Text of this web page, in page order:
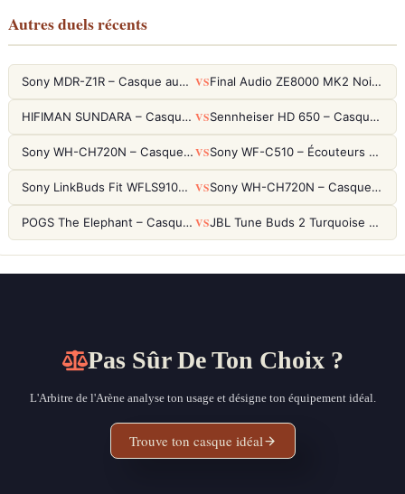
Autres duels récents
Sony MDR-Z1R – Casque audiophile fermé haute résolution VS Final Audio ZE8000 MK2 Noir – Écouteurs True Wireless audiophiles 8K Sound
HIFIMAN SUNDARA – Casque Planar Magnetic Ouvert Over-Ear Audiophile VS Sennheiser HD 650 – Casque audiophile ouvert pour l'écoute analytique
Sony WH-CH720N – Casque ANC 35h, Ultra-léger (192g) avec Processeur V1 VS Sony WF-C510 – Écouteurs True Wireless compacts, autonomie 22h et multipoint
Sony LinkBuds Fit WFLS910NW Blanc – Écouteurs Sport Ailes ANC VS Sony WH-CH720N – Casque ANC 35h, Ultra-léger (192g) avec Processeur V1
POGS The Elephant – Casque Filaire Enfants 85dB POGS-Safe™ (Éco-Responsable) VS JBL Tune Buds 2 Turquoise – Écouteurs True Wireless avec ANC et autonomie 48h
Pas Sûr De Ton Choix ?
L'Arbitre de l'Arène analyse ton usage et désigne ton équipement idéal.
Trouve ton casque idéal